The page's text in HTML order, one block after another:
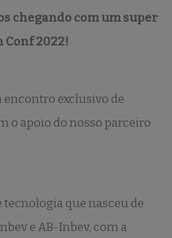
chegando com um super
Conf 2022!
encontro exclusivo de
o apoio do nosso parceiro
tecnologia que nasceu de
e AB-Inbev, com a